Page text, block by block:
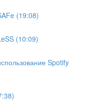
(19:08)
(10:09)
Spotify